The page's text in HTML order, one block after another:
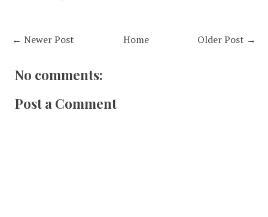
← Newer Post Older Post →
Home
No comments:
Post a Comment